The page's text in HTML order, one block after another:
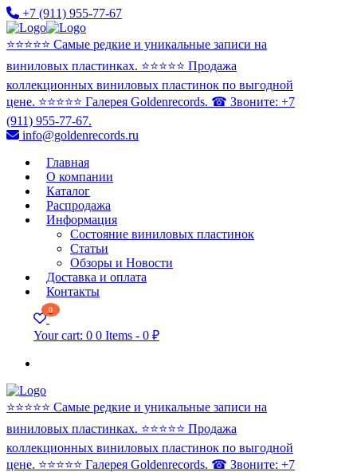
+7 (911) 955-77-67
⭐️⭐️⭐️⭐️⭐️ Самые редкие и уникальные записи на
виниловых пластинках. ⭐️⭐️⭐️⭐️⭐️ Продажа
коллекционных виниловых пластинок по выгодной
цене. ⭐️⭐️⭐️⭐️⭐️ Галерея Goldenrecords. ☎ Звоните: +7
(911) 955-77-67.
info@goldenrecords.ru
Главная
О компании
Каталог
Распродажа
Информация
Состояние виниловых пластинок
Статьи
Обзоры и Новости
Доставка и оплата
Контакты
0
Your cart: 0 0 Items - 0 ₽
⭐️⭐️⭐️⭐️⭐️ Самые редкие и уникальные записи на
виниловых пластинках. ⭐️⭐️⭐️⭐️⭐️ Продажа
коллекционных виниловых пластинок по выгодной
цене. ⭐️⭐️⭐️⭐️⭐️ Галерея Goldenrecords. ☎ Звоните: +7